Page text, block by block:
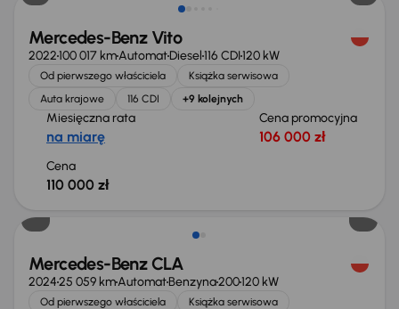
Mercedes-Benz Vito
2022100 017 kmAutomatDiesel116 CDI120 kW
Od pierwszego właściciela
Książka serwisowa
Auta krajowe
116 CDI +9 kolejnych
Miesięczna rata
na miarę
Cena promocyjna
106 000 zł
Cena
110 000 zł
Mercedes-Benz CLA
202425 059 kmAutomatBenzyna200120 kW
Od pierwszego właściciela
Książka serwisowa